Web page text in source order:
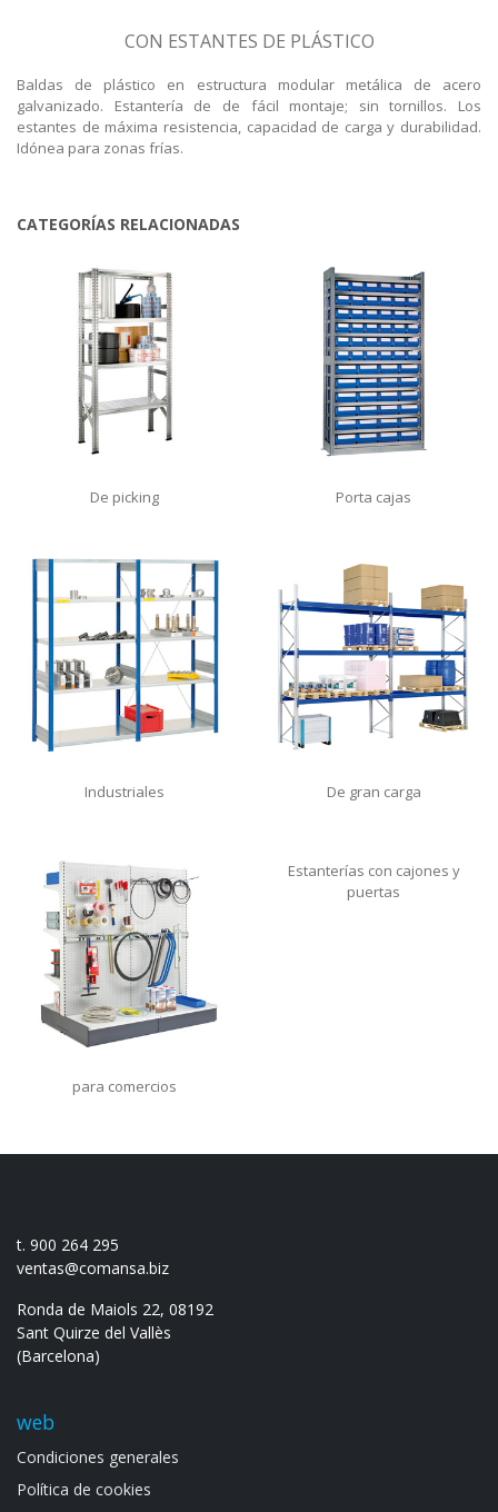
CON ESTANTES DE PLÁSTICO
Baldas de plástico en estructura modular metálica de acero
galvanizado. Estantería de de fácil montaje; sin tornillos. Los
estantes de máxima resistencia, capacidad de carga y durabilidad.
Idónea para zonas frías.
CATEGORÍAS RELACIONADAS
De picking Porta cajas
Industriales De gran carga
para comercios
Estanterías con cajones y
puertas
t. 900 264 295
ventas@comansa.biz
Ronda de Maiols 22, 08192
Sant Quirze del Vallès
(Barcelona)
web
Condiciones generales
Política de cookies